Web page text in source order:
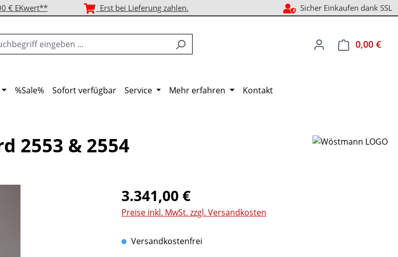
€ EKwert** Erst bei Lieferung zahlen. Sicher Einkaufen dank SSL
0,00 €
%Sale% Sofort verfügbar Service Mehr erfahren Kontakt
2553 & 2554
Regulärer Preis:
3.341,00 €
Preise inkl. MwSt. zzgl. Versandkosten
Versandkostenfrei